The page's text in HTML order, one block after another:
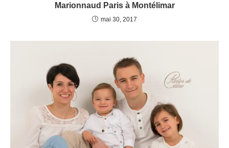
Marionnaud Paris à Montélimar
mai 30, 2017